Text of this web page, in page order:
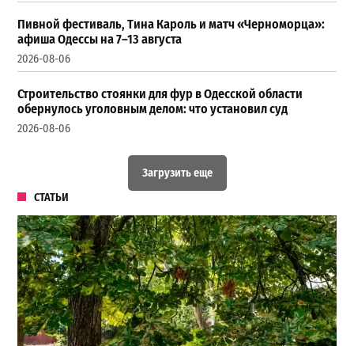
Пивной фестиваль, Тина Кароль и матч «Черноморца»:
афиша Одессы на 7–13 августа
2026-08-06
Строительство стоянки для фур в Одесской области
обернулось уголовным делом: что установил суд
2026-08-06
Загрузить еще
СТАТЬИ